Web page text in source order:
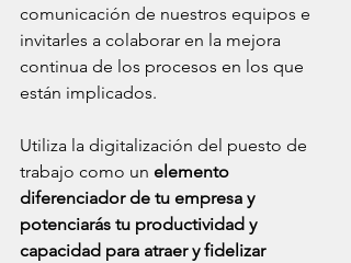
comunicación de nuestros equipos e
invitarles a colaborar en la mejora
continua de los procesos en los que
están implicados.
Utiliza la digitalización del puesto de
trabajo como un elemento
diferenciador de tu empresa y
potenciarás tu productividad y
capacidad para atraer y fidelizar